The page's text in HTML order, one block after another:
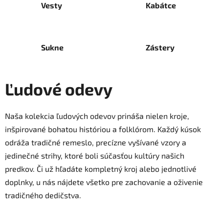
Vesty Kabátce
Sukne Zástery
Ľudové odevy
Naša kolekcia ľudových odevov prináša nielen kroje,
inšpirované bohatou históriou a folklórom. Každý kúsok
odráža tradičné remeslo, precízne vyšívané vzory a
jedinečné strihy, ktoré boli súčasťou kultúry našich
predkov. Či už hľadáte kompletný kroj alebo jednotlivé
doplnky, u nás nájdete všetko pre zachovanie a oživenie
tradičného dedičstva.